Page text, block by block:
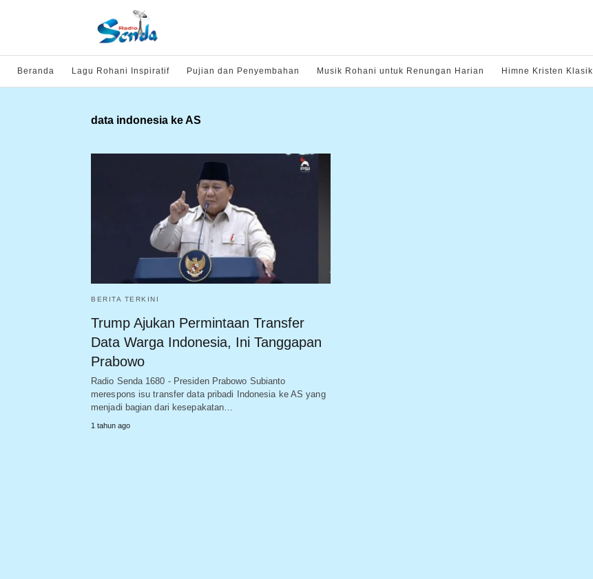
Beranda Lagu Rohani Inspiratif Pujian dan Penyembahan Musik Rohani untuk Renungan Harian Himne Kristen Klasik
data indonesia ke AS
BERITA TERKINI
Trump Ajukan Permintaan Transfer
Data Warga Indonesia, Ini Tanggapan
Prabowo
Radio Senda 1680 - Presiden Prabowo Subianto
merespons isu transfer data pribadi Indonesia ke AS yang
menjadi bagian dari kesepakatan…
1 tahun ago